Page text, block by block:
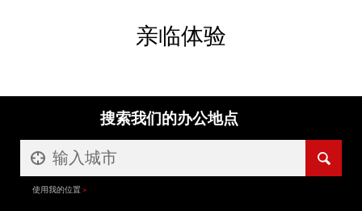
亲临体验
搜索我们的办公地点
使用我的位置